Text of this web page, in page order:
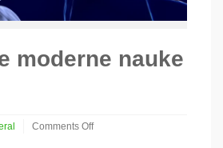
moderne nauke
Comments Off